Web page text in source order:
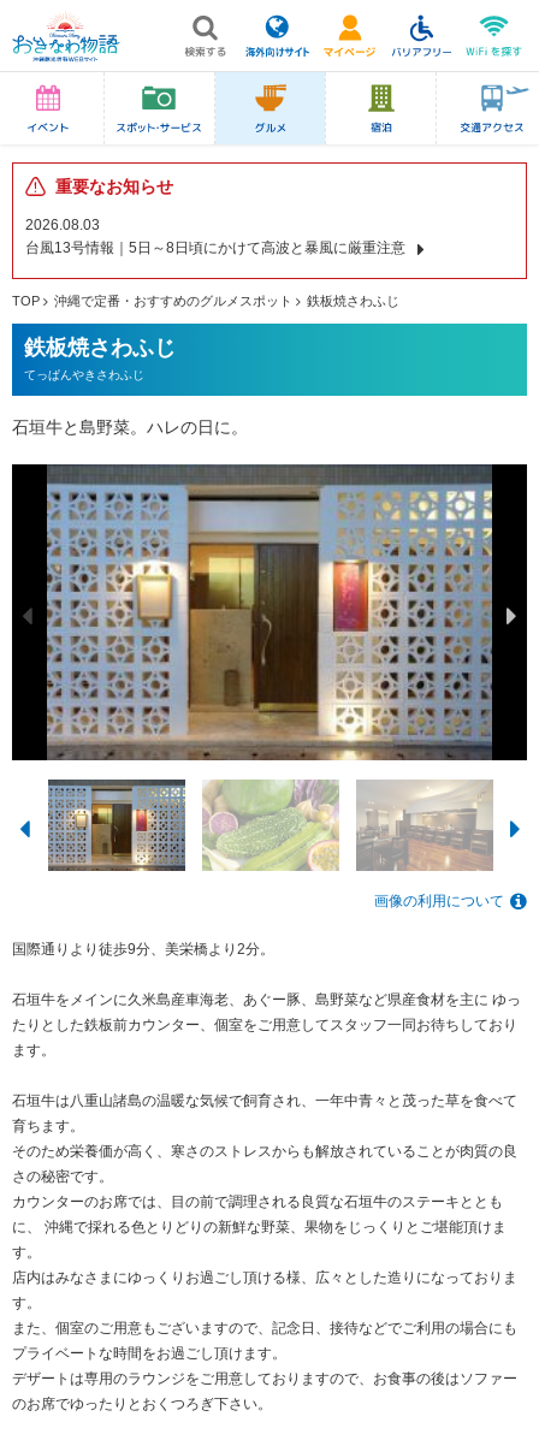
重要なお知らせ
2026.08.03
台風13号情報｜5日～8日頃にかけて高波と暴風に厳重注意
TOP 沖縄で定番・おすすめのグルメスポット 鉄板焼さわふじ
鉄板焼さわふじ
てっぱんやきさわふじ
石垣牛と島野菜。ハレの日に。
画像の利用について
国際通りより徒歩9分、美栄橋より2分。
石垣牛をメインに久米島産車海老、あぐー豚、島野菜など県産食材を主に ゆっ
たりとした鉄板前カウンター、個室をご用意してスタッフ一同お待ちしており
ます。
石垣牛は八重山諸島の温暖な気候で飼育され、一年中青々と茂った草を食べて
育ちます。
そのため栄養価が高く、寒さのストレスからも解放されていることが肉質の良
さの秘密です。
カウンターのお席では、目の前で調理される良質な石垣牛のステーキととも
に、 沖縄で採れる色とりどりの新鮮な野菜、果物をじっくりとご堪能頂けま
す。
店内はみなさまにゆっくりお過ごし頂ける様、広々とした造りになっておりま
す。
また、個室のご用意もございますので、記念日、接待などでご利用の場合にも
プライベートな時間をお過ごし頂けます。
デザートは専用のラウンジをご用意しておりますので、お食事の後はソファー
のお席でゆったりとおくつろぎ下さい。